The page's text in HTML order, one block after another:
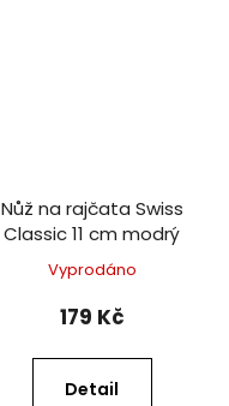
Nůž na rajčata Swiss
Classic 11 cm modrý
Vyprodáno
179 Kč
Detail